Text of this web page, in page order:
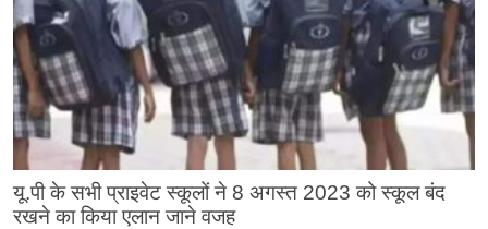
यू.पी के सभी प्राइवेट स्कूलों ने 8 अगस्त 2023 को स्कूल बंद
रखने का किया एलान जाने वजह